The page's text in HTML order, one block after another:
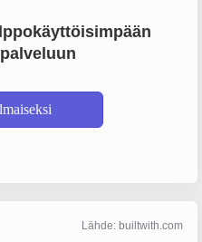
Lähde: builtwith.com